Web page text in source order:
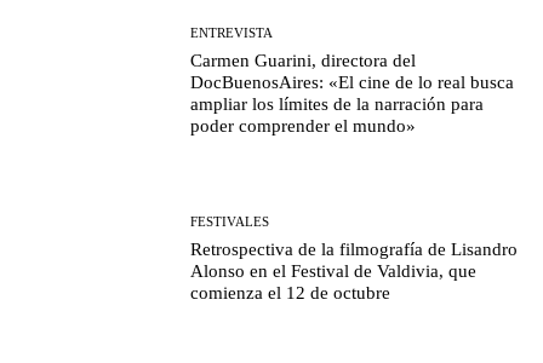
ENTREVISTA
Carmen Guarini, directora del
DocBuenosAires: «El cine de lo real busca
ampliar los límites de la narración para
poder comprender el mundo»
FESTIVALES
Retrospectiva de la filmografía de Lisandro
Alonso en el Festival de Valdivia, que
comienza el 12 de octubre